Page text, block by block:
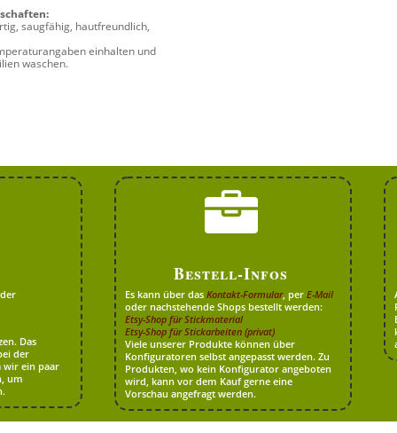
saugfähig, hautfreundlich,
einhalten und
waschen.
Das
der
wir ein paar
um

Bestell-Infos
Es kann über das Kontakt-Formular, per E-Mail
oder nachstehende Shops bestellt werden:
Etsy-Shop für Stickmaterial
Etsy-Shop für Stickarbeiten (privat)
Viele unserer Produkte können über
Konfiguratoren selbst angepasst werden. Zu
Produkten, wo kein Konfigurator angeboten
wird, kann vor dem Kauf gerne eine
Vorschau angefragt werden.